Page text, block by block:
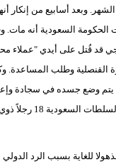
الشهر. وبعد أسابيع من إنكار
السعودية أنه مات.
قُتل على أيدي "عملاء
القنصلية وطلب
وضع جسده في سجادة
للتخلص منه". وقد أوقفت
للغاية بسبب الرد